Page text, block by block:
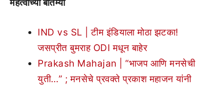
महत्वाच्या बातम्या
IND vs SL | टीम इंडियाला मोठा झटका!
जसप्रीत बुमराह ODI मधून बाहेर
Prakash Mahajan | “भाजप आणि मनसेची
युती…” ; मनसेचे प्रवक्ते प्रकाश महाजन यांनी